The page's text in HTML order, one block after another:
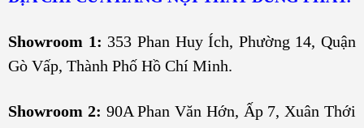
Showroom 1: 353 Phan Huy Ích, Phường 14, Quận
Gò Vấp, Thành Phố Hồ Chí Minh.
Showroom 2: 90A Phan Văn Hớn, Ấp 7, Xuân Thới